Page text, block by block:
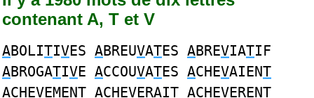
contenant A, T et V
ABOLITIVES ABREUVATES ABREVIATIF
ABROGATIVE ACCOUVATES ACHEVAIENT
ACHEVEMENT ACHEVERAIT ACHEVERENT